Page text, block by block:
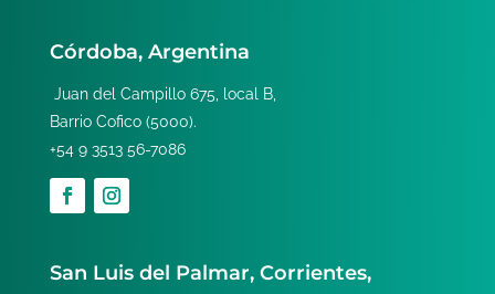
Córdoba, Argentina
Juan del Campillo 675, local B,
Barrio Cofico (5000).
+54 9 3513 56-7086
San Luis del Palmar, Corrientes,